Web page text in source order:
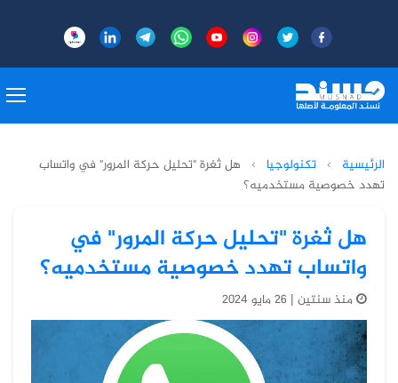
الرئيسية › تكنولوجيا › هل ثغرة "تحليل حركة المرور" في واتساب
تهدد خصوصية مستخدميه؟
هل ثغرة "تحليل حركة المرور" في
واتساب تهدد خصوصية مستخدميه؟
منذ سنتين | 26 مايو 2024